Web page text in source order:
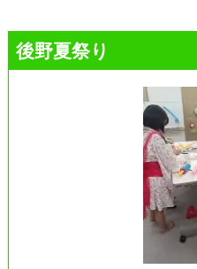
後野夏祭り